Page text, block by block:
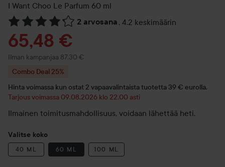
I Want Choo Le Parfum 60 ml
2 arvosana , 4.2 keskimäärin
Siirtyä jhk Arvosana & kommentit
Tarjoushinta
65,48 €
Ilman kampanjaa 87,30 €
Combo Deal 25%
Hinta voimassa kun ostat 2 vapaavalintaista tuotetta 39 € eurolla.
Tarjous voimassa 09.08.2026 klo 22.00 asti
Ilmainen toimitusmahdollisuus, voidaan lähettää heti.
Valitse koko
40 ML 60 ML 100 ML